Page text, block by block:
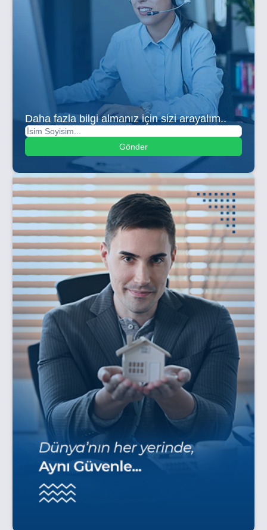
Daha fazla bilgi almanız için sizi arayalım..
Gönder